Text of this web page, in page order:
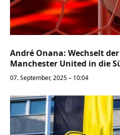
André Onana: Wechselt
Manchester United in die
07. September, 2025 – 10:04